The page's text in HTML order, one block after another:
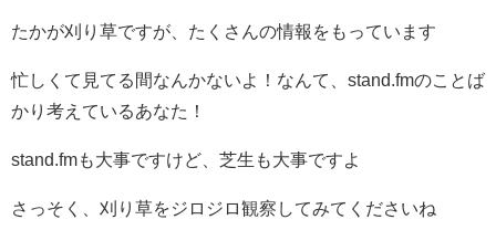
たかが刈り草ですが、たくさんの情報をもっています
忙しくて見てる間なんかないよ！なんて、stand.fmのことば
かり考えているあなた！
stand.fmも大事ですけど、芝生も大事ですよ
さっそく、刈り草をジロジロ観察してみてくださいね